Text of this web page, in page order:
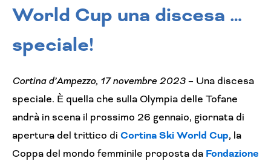
World Cup una discesa …
speciale!
Cortina d’Ampezzo, 17 novembre 2023– Una discesa
speciale. È quella che sulla Olympia delle Tofane
andrà in scena il prossimo 26 gennaio, giornata di
apertura del trittico di Cortina Ski World Cup, la
Coppa del mondo femminile proposta da Fondazione